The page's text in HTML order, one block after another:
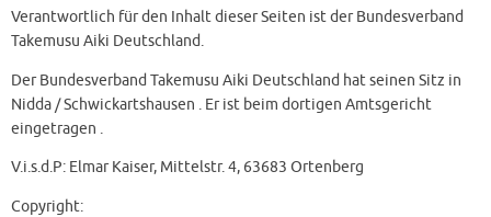
Verantwortlich für den Inhalt dieser Seiten ist der Bundesverband
Takemusu Aiki Deutschland.
Der Bundesverband Takemusu Aiki Deutschland hat seinen Sitz in
Nidda / Schwickartshausen . Er ist beim dortigen Amtsgericht
eingetragen .
V.i.s.d.P: Elmar Kaiser, Mittelstr. 4, 63683 Ortenberg
Copyright: